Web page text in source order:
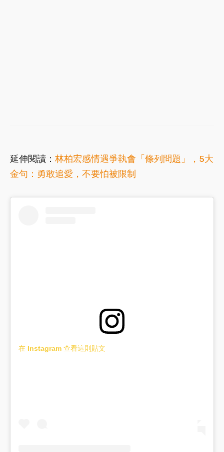
延伸閱讀： 林柏宏感情遇爭執會「條列問題」，5大
金句：勇敢追愛，不要怕被限制
在 Instagram 查看這則貼文